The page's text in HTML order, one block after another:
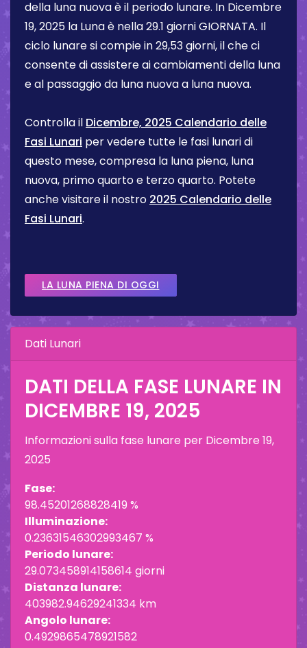
della luna nuova è il periodo lunare. In Dicembre
19, 2025 la Luna è nella29.1 giorniGIORNATA. Il
ciclo lunare si compie in 29,53 giorni, il che ci
consente di assistere ai cambiamenti della luna
e al passaggio da luna nuova a luna nuova.
Controlla il Dicembre, 2025 Calendario delle
Fasi Lunari per vedere tutte le fasi lunari di
questo mese, compresa la luna piena, luna
nuova, primo quarto e terzo quarto. Potete
anche visitare il nostro 2025 Calendario delle
Fasi Lunari.
LA LUNA PIENA DI OGGI
Dati Lunari
DATI DELLA FASE LUNARE IN
DICEMBRE 19, 2025
Informazioni sulla fase lunare per Dicembre 19,
2025
Fase:
98.45201268828419 %
Illuminazione:
0.23631546302993467 %
Periodo lunare:
29.073458914158614 giorni
Distanza lunare:
403982.94629241334 km
Angolo lunare:
0.4929865478921582